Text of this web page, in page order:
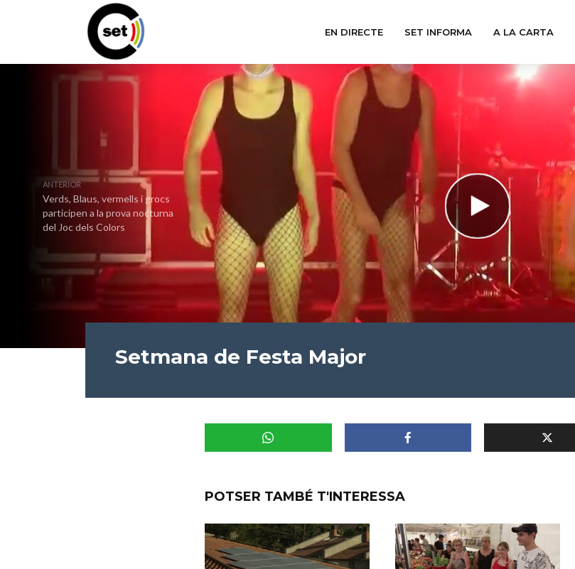
EN DIRECTE SET INFORMA A LA CARTA
ANTERIOR
Verds, Blaus, vermells i grocs
participen a la prova nocturna
del Joc dels Colors
Setmana de Festa Major
POTSER TAMBÉ T'INTERESSA